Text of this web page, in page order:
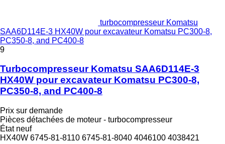
turbocompresseur Komatsu
SAA6D114E-3 HX40W pour excavateur Komatsu PC300-8,
PC350-8, and PC400-8
9
Turbocompresseur Komatsu SAA6D114E-3
HX40W pour excavateur Komatsu PC300-8,
PC350-8, and PC400-8
Prix sur demande
Pièces détachées de moteur - turbocompresseur
Étatneuf
HX40W 6745-81-8110 6745-81-8040 4046100 4038421